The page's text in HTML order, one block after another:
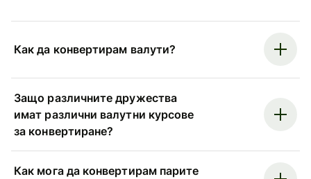
Как да конвертирам валути?
Защо различните дружества
имат различни валутни курсове
за конвертиране?
Как мога да конвертирам парите